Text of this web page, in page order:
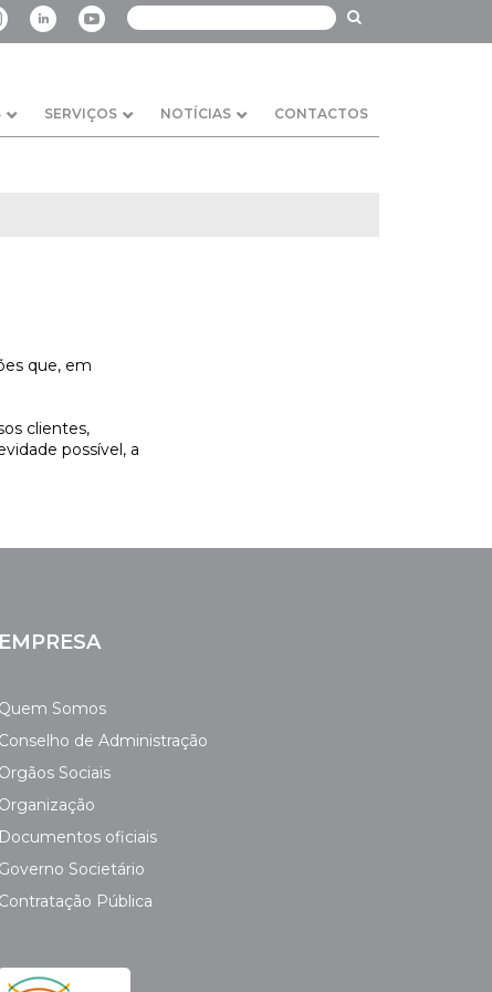
SERVIÇOS NOTÍCIAS CONTACTOS
que, em
clientes,
possível, a
EMPRESA
Quem Somos
Conselho de Administração
Orgãos Sociais
Organização
Documentos oficiais
Governo Societário
Contratação Pública